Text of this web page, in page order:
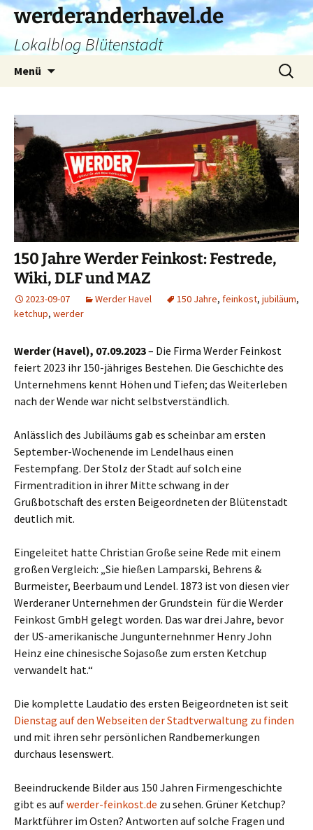
Zum
Inhalt
springen
werderanderhavel.de
Lokalblog Blütenstadt
Menü
Suchen
nach:
150 Jahre Werder Feinkost: Festrede,
Wiki, DLF und MAZ
2023-09-07 Werder Havel 150 Jahre, feinkost, jubiläum,
ketchup, werder
Werder (Havel), 07.09.2023– Die Firma Werder Feinkost
feiert 2023 ihr 150-jähriges Bestehen. Die Geschichte des
Unternehmens kennt Höhen und Tiefen; das Weiterleben
nach der Wende war nicht selbstverständlich.
Anlässlich des Jubiläums gab es scheinbar am ersten
September-Wochenende im Lendelhaus einen
Festempfang. Der Stolz der Stadt auf solch eine
Firmentradition in ihrer Mitte schwang in der
Grußbotschaft des ersten Beigeordneten der Blütenstadt
deutlich mit.
Eingeleitet hatte Christian Große seine Rede mit einem
großen Vergleich: „Sie hießen Lamparski, Behrens &
Burmeister, Beerbaum und Lendel. 1873 ist von diesen vier
Werderaner Unternehmen der Grundstein für die Werder
Feinkost GmbH gelegt worden. Das war drei Jahre, bevor
der US-amerikanische Jungunternehnmer Henry John
Heinz eine chinesische Sojasoße zum ersten Ketchup
verwandelt hat.“
Die komplette Laudatio des ersten Beigeordneten ist seit
Dienstag auf den Webseiten der Stadtverwaltung zu finden
und mit ihren sehr persönlichen Randbemerkungen
durchaus lesenswert.
Beeindruckende Bilder aus 150 Jahren Firmengeschichte
gibt es aufwerder-feinkost.de zu sehen. Grüner Ketchup?
Marktführer im Osten? Antworten auf solche Fragen und